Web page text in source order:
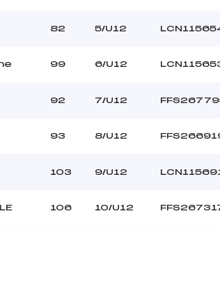
82 5/U12
99 6/U12
92 7/U12
93 8/U12
103 9/U12
106 10/U12